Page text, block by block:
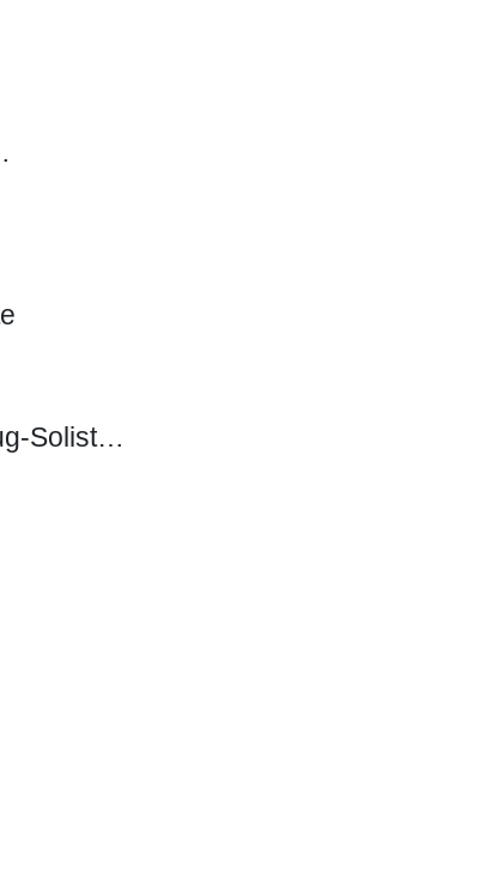
Solist…